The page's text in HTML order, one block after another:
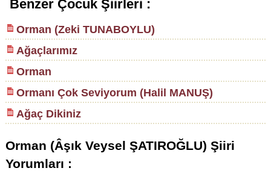
Benzer Çocuk Şiirleri :
Orman (Zeki TUNABOYLU)
Ağaçlarımız
Orman
Ormanı Çok Seviyorum (Halil MANUŞ)
Ağaç Dikiniz
Orman (Âşık Veysel ŞATIROĞLU) Şiiri
Yorumları :